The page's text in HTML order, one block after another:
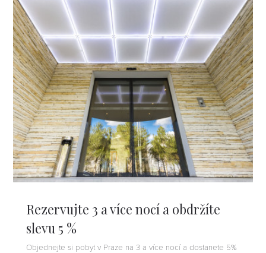
Rezervujte 3 a více nocí a obdržíte
slevu 5 %
Objednejte si pobyt v Praze na 3 a více nocí a dostanete 5%